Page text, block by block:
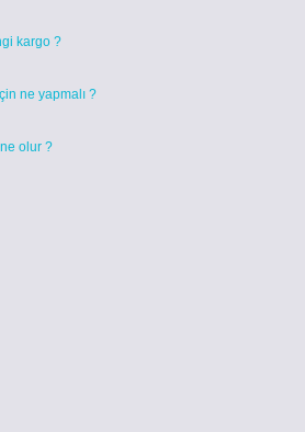
kargo ?
ne yapmalı ?
olur ?